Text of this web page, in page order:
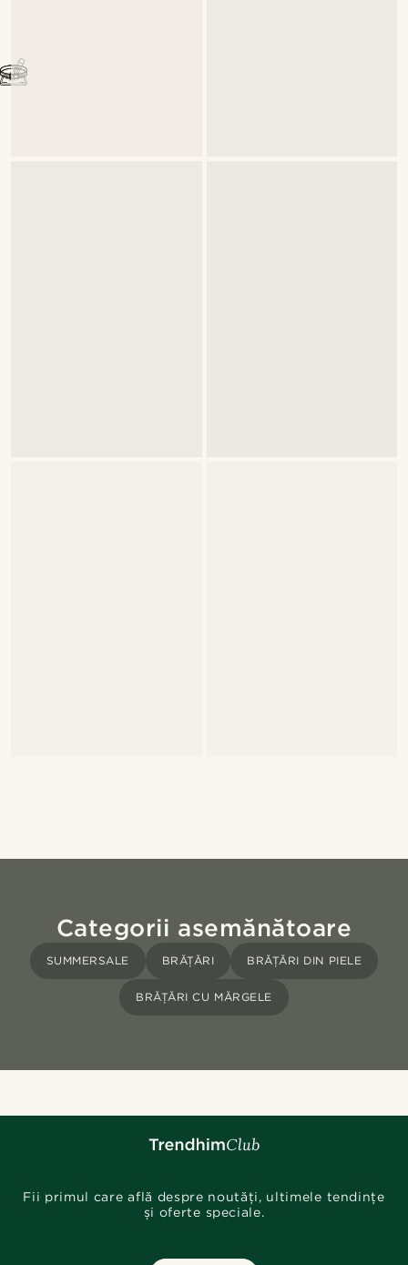
Categorii asemănătoare
SUMMERSALE BRĂȚĂRI BRĂȚĂRI DIN PIELE
BRĂȚĂRI CU MĂRGELE
Fii primul care află despre noutăți, ultimele tendințe
și oferte speciale.